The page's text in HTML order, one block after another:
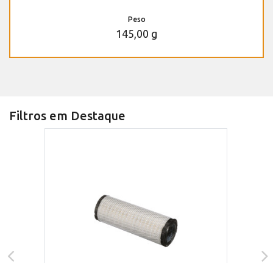
Peso
145,00 g
Filtros em Destaque